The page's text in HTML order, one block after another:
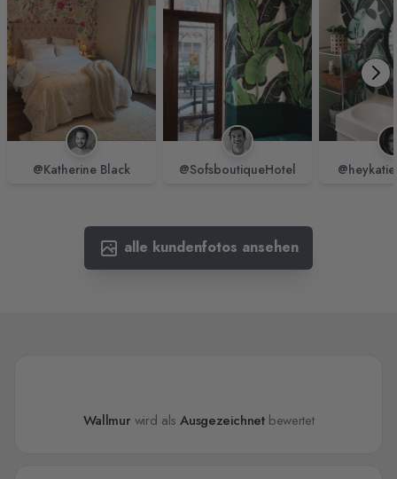
@Katherine Black @SofsboutiqueHotel
alle kundenfotos ansehen
Wallmur wird alsAusgezeichnetbewertet